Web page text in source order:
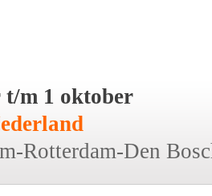
t/m 1 oktober
Rotterdam-Den